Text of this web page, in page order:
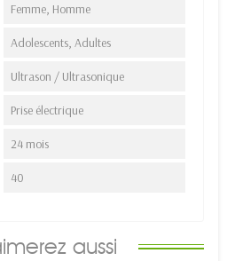
Femme, Homme
Adolescents, Adultes
Ultrason / Ultrasonique
Prise électrique
24 mois
40
aussi